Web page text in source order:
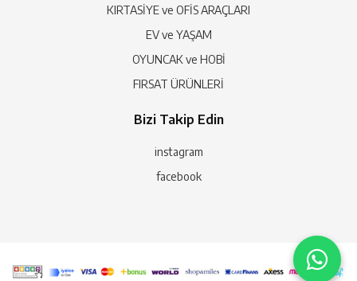
KIRTASİYE ve OFİS ARAÇLARI
EV ve YAŞAM
OYUNCAK ve HOBİ
FIRSAT ÜRÜNLERİ
Bizi Takip Edin
instagram
facebook